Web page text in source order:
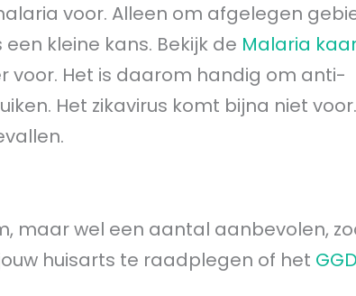
voor. Alleen om afgelegen
kleine kans. Bekijk de Malaria
voor. Het is daarom handig om anti-
Het zikavirus komt bijna niet
maar wel een aantal aanbevolen,
huisarts te raadplegen of het GGD